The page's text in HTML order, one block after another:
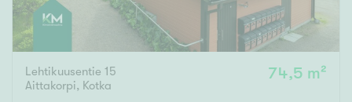
Vain uudiskohteet Ei uudiskohteita
Arvokohteet
Vain arvokohteet
Lehtikuusentie 15
Aittakorpi, Kotka
74,5 m²